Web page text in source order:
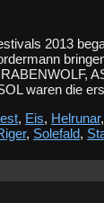
2013
waren die
, Eis, Helrunar,
, Solefald,